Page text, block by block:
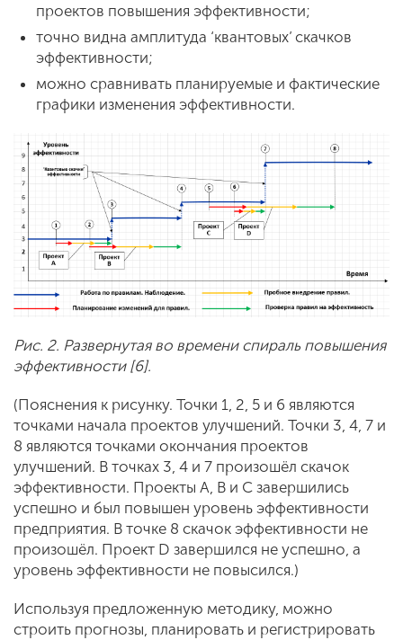
проектов повышения эффективности;
точно видна амплитуда ‘квантовых’ скачков
эффективности;
можно сравнивать планируемые и фактические
графики изменения эффективности.
Рис. 2. Развернутая во времени спираль повышения
эффективности [6].
(Пояснения к рисунку. Точки 1, 2, 5 и 6 являются
точками начала проектов улучшений. Точки 3, 4, 7 и
8 являются точками окончания проектов
улучшений. В точках 3, 4 и 7 произошёл скачок
эффективности. Проекты А, В и С завершились
успешно и был повышен уровень эффективности
предприятия. В точке 8 скачок эффективности не
произошёл. Проект D завершился не успешно, а
уровень эффективности не повысился.)
Используя предложенную методику, можно
строить прогнозы, планировать и регистрировать